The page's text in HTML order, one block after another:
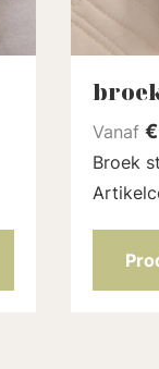
Vanaf €
Broek